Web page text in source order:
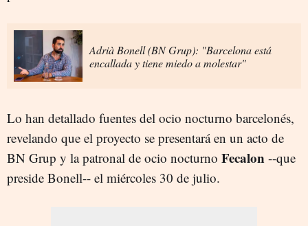
Adrià Bonell (BN Grup): "Barcelona está
encallada y tiene miedo a molestar"
Lo han detallado fuentes del ocio nocturno barcelonés,
revelando que el proyecto se presentará en un acto de
BN Grup y la patronal de ocio nocturno Fecalon --que
preside Bonell-- el miércoles 30 de julio.